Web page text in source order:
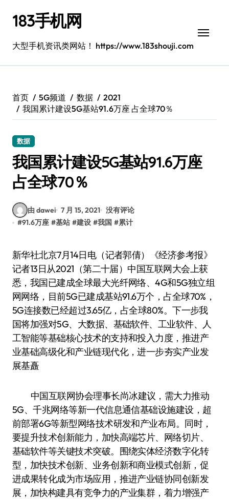
183手机网
大型手机资讯类网站！ https://www.183shouji.com
首页 5G频道 数据
2021
我国累计建设5G基站91.6万座 占全球70％
数据
我国累计建设5G基站91.6万座
占全球70％
由 dawei 7 月 15, 2021 没有评论
#91.6万座 #基站 #建设 #我国 #累计
新华社北京7月14日电（记者郭倩）《经济参考报》
记者13日从2021（第二十届）中国互联网大会上获
悉，我国已建成全球最大光纤网络、4G和5G独立组
网网络，目前5G已建成基站91.6万个，占全球70%，
5G连接数已经超过3.65亿，占全球80%。下一步我
国将加强对5G、大数据、基础软件、工业软件、人
工智能等基础核心技术的支持和投入力度，推进产
业基础高级化和产业链现代化，进一步夯实产业发
展基矗
中国互联网协会理事长尚冰建议，需大力推动
5G、千兆网络等新一代信息通信基础设施建设，超
前部署6G等新型网络技术研发和产业布局。同时，
要提升技术创新能力，加快高端芯片、网络切片、
基础软件等关键技术突破。围绕实体经济数字化转
型，加快技术创新、业务创新和商业模式创新，促
进成果转化成为市场应用，推进产业链协同创新发
展，加快构建具有竞争力的产业集群，着力增强产